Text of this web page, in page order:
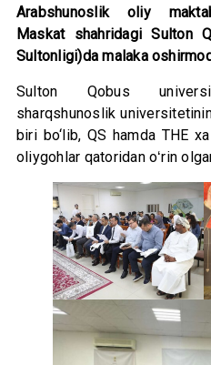
Arabshunoslik oliy
Maskat shahridagi Sulton
Sultonligi)da malaka
Sulton Qobus
sharqshunoslik
biri bo‘lib, QS hamda THE
oliygohlar qatoridan oʻrin